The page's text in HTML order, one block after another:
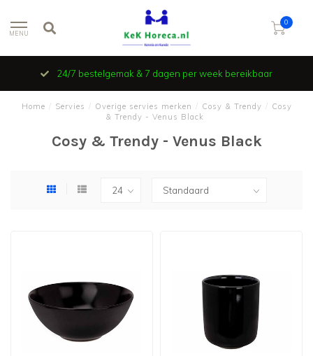
MENU
0
24/7 bestelgemak & 7 dagen per week bereikbaar
Home Servies Overige servies merken Cosy & Trendy
Cosy
& Trendy - Venus Black
Cosy & Trendy - Venus Black